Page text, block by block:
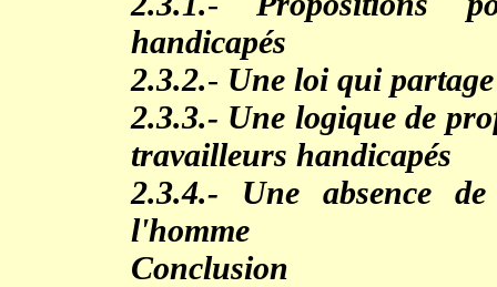
handicapés
2.3.2.- Une loi qui
2.3.3.- Une logique de
travailleurs handicapés
2.3.4.- Une absence
l'homme
Conclusion